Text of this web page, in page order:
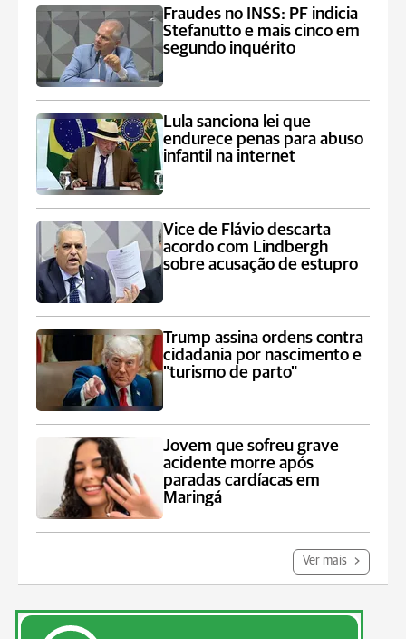
Fraudes no INSS: PF indicia
Stefanutto e mais cinco em
segundo inquérito
Lula sanciona lei que
endurece penas para abuso
infantil na internet
Vice de Flávio descarta
acordo com Lindbergh
sobre acusação de estupro
Trump assina ordens contra
cidadania por nascimento e
"turismo de parto"
Jovem que sofreu grave
acidente morre após
paradas cardíacas em
Maringá
Ver mais